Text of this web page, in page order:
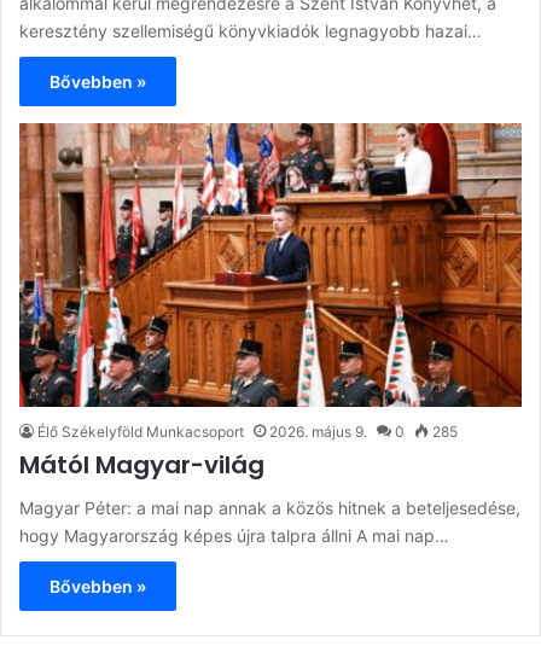
keresztény szellemiségű könyvkiadók legnagyobb hazai…
Bővebben »
Élő Székelyföld Munkacsoport 2026. május 9. 0 285
Mától Magyar-világ
Magyar Péter: a mai nap annak a közös hitnek a beteljesedése,
hogy Magyarország képes újra talpra állni A mai nap…
Bővebben »